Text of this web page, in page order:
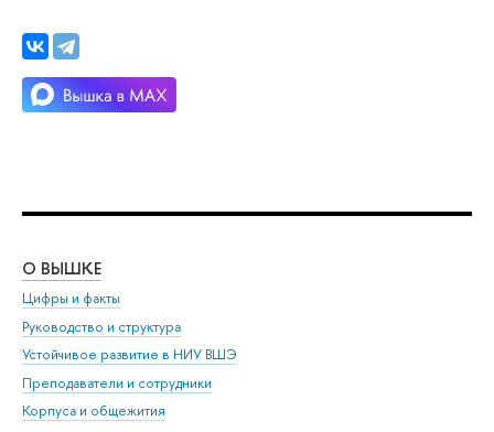
О ВЫШКЕ
Цифры и факты
Руководство и структура
Устойчивое развитие в НИУ ВШЭ
Преподаватели и сотрудники
Корпуса и общежития